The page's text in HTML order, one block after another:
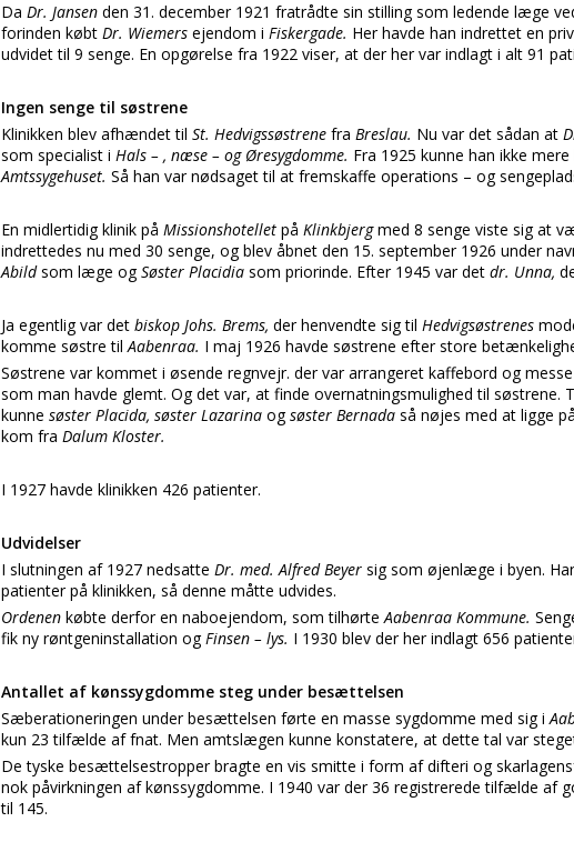
Da Dr. Jansen den 31. december 1921 fratrådte sin stilling som ledende læge
forinden købt Dr. Wiemers ejendom i Fiskergade. Her havde han indrettet en
udvidet til 9 senge. En opgørelse fra 1922 viser, at der her var indlagt i alt 91
Ingen senge til søstrene
Klinikken blev afhændet til St. Hedvigssøstrene fra Breslau. Nu var det sådan at
som specialist i Hals – , næse – og Øresygdomme. Fra 1925 kunne han ikke
Amtssygehuset. Så han var nødsaget til at fremskaffe operations – og
En midlertidig klinik på Missionshotellet på Klinkbjergmed 8 senge viste sig at
indrettedes nu med 30 senge, og blev åbnet den 15. september 1926 under
Abildsom læge ogSøster Placidia som priorinde. Efter 1945 var det dr. Unna,
Ja egentlig var det biskop Johs. Brems, der henvendte sig til Hedvigsøstrenes
komme søstre tilAabenraa. I maj 1926 havde søstrene efter store
Søstrene var kommet i øsende regnvejr. der var arrangeret kaffebord og
som man havde glemt. Og det var, at finde overnatningsmulighed til søstrene.
kunne søster Placida, søster Lazarina ogsøster Bernada så nøjes med at ligge
kom fra Dalum Kloster.
I 1927 havde klinikken 426 patienter.
Udvidelser
I slutningen af 1927 nedsatte Dr. med. Alfred Beyer sig som øjenlæge i byen.
patienter på klinikken, så denne måtte udvides.
Ordenen købte derfor en naboejendom, som tilhørteAabenraa Kommune.
fik ny røntgeninstallation ogFinsen – lys. I 1930 blev der her indlagt 656
Antallet af kønssygdomme steg under besættelsen
Sæberationeringen under besættelsen førte en masse sygdomme med sig i
kun 23 tilfælde af fnat. Men amtslægen kunne konstatere, at dette tal var
De tyske besættelsestropper bragte en vis smitte i form af difteri og
nok påvirkningen af kønssygdomme. I 1940 var der 36 registrerede tilfælde af
til 145.